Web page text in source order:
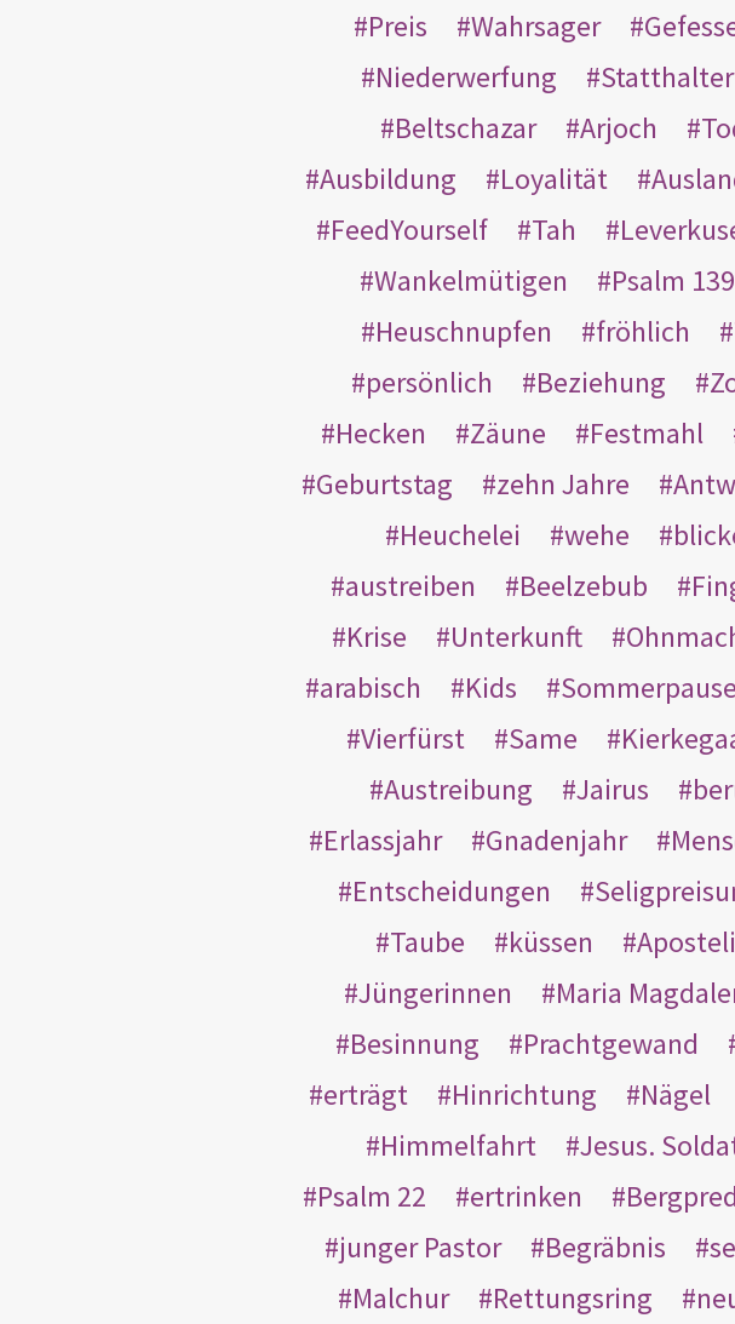
Preis
Wahrsager
Niederwerfung
Statthalter
Beltschazar
Arjoch
Ausbildung
Loyalität
FeedYourself
Tah
Wankelmütigen
Psalm 139
Heuschnupfen
fröhlich
persönlich
Beziehung
Hecken
Zäune Festmahl
Geburtstag
zehn Jahre
Heuchelei
wehe
austreiben
Beelzebub
Krise
Unterkunft
arabisch
Kids Sommerpause
Vierfürst
Same
Austreibung
Jairus
Erlassjahr
Gnadenjahr
Entscheidungen
Taube
küssen
Jüngerinnen
Maria
Besinnung
Prachtgewand
erträgt
Hinrichtung Nägel
Himmelfahrt
Jesus.
Psalm 22
ertrinken
junger Pastor
Begräbnis
Malchur
Rettungsring